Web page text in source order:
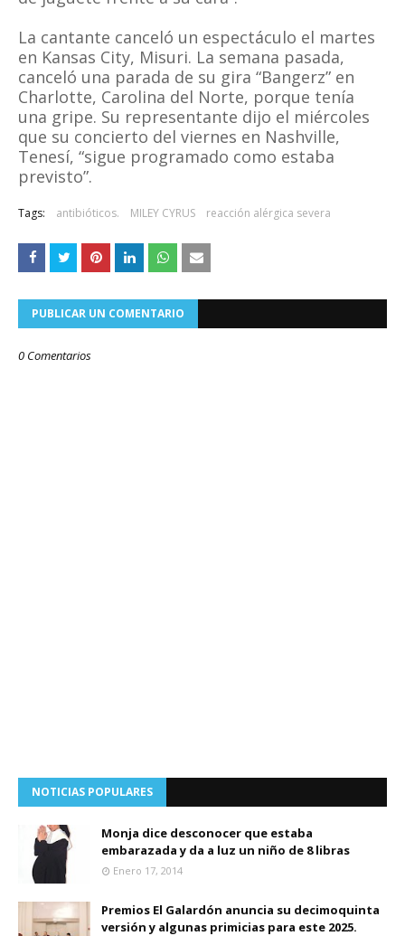
La cantante canceló un espectáculo el martes
en Kansas City, Misuri. La semana pasada,
canceló una parada de su gira “Bangerz” en
Charlotte, Carolina del Norte, porque tenía
una gripe. Su representante dijo el miércoles
que su concierto del viernes en Nashville,
Tenesí, “sigue programado como estaba
previsto”.
Tags: antibióticos. MILEY CYRUS reacción alérgica severa
PUBLICAR UN COMENTARIO
0 Comentarios
NOTICIAS POPULARES
Monja dice desconocer que estaba
embarazada y da a luz un niño de 8 libras
Enero 17, 2014
Premios El Galardón anuncia su decimoquinta
versión y algunas primicias para este 2025.